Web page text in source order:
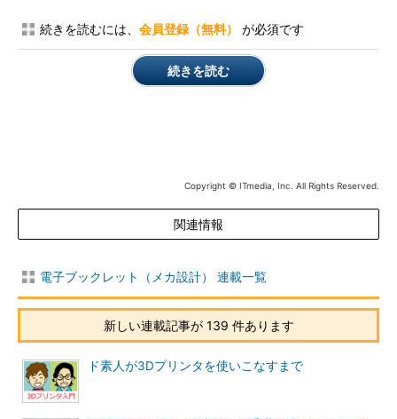
続きを読むには、 会員登録（無料） が必須です
続きを読む
Copyright © ITmedia, Inc. All Rights Reserved.
関連情報
電子ブックレット（メカ設計） 連載一覧
新しい連載記事が 139 件あります
ド素人が3Dプリンタを使いこなすまで